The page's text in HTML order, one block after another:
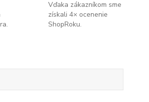
Vďaka zákazníkom sme
získali 4× ocenenie
ShopRoku.